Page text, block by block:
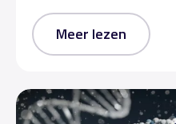
Meer lezen